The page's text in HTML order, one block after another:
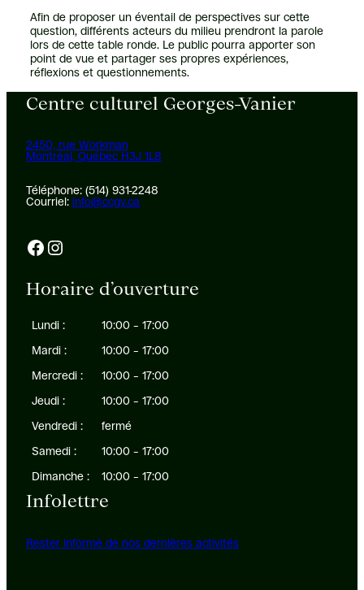
Afin de proposer un éventail de perspectives sur cette
question, différents acteurs du milieu prendront la parole
lors de cette table ronde. Le public pourra apporter son
point de vue et partager ses propres expériences,
réflexions et questionnements.
Centre culturel Georges-Vanier
2450, rue Workman
Montréal, Québec H3J 1L8
Téléphone: (514) 931-2248
Courriel: info@ccgv.ca
Facebook Instagram
Horaire d’ouverture
Lundi :
10:00 – 17:00
Mardi :
10:00 – 17:00
Mercredi :
10:00 – 17:00
Jeudi :
10:00 – 17:00
Vendredi :
fermé
Samedi :
10:00 – 17:00
Dimanche :
10:00 – 17:00
Infolettre
Rester informé de nos dernières activités